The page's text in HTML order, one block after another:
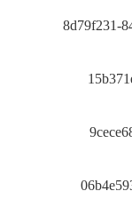
8d79f231-